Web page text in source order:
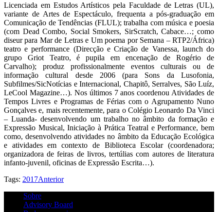
Licenciada em Estudos Artísticos pela Faculdade de Letras (UL),
variante de Artes de Espectáculo, frequenta a pós-graduação em
Comunicação de Tendências (FLUL); trabalha com música e poesia
(com Dead Combo, Social Smokers, SirScratch, Cabace…; como
diseur para Mar de Letras e Um poema por Semana – RTP2/África)
teatro e performance (Direcção e Criação de Vanessa, launch do
grupo Griot Teatro, é pupila em encenação de Rogério de
Carvalho); produz profissionalmente eventos culturais ou de
informação cultural desde 2006 (para Sons da Lusofonia,
Subfilmes/SicNotícias e Internacional, Chapitô, Serralves, São Luíz,
LeCool Magazine…). Nos últimos 7 anos coordenou Atividades de
Tempos Livres e Programas de Férias com o Agrupamento Nuno
Gonçalves e, mais recentemente, para o Colégio Leonardo Da Vinci
– Luanda- desenvolvendo um trabalho no âmbito da formação e
Expressão Musical, Iniciação à Prática Teatral e Performance, bem
como, desenvolvendo atividades no âmbito da Educação Ecológica
e atividades em contexto de Biblioteca Escolar (coordenadora;
organizadora de feiras de livros, tertúlias com autores de literatura
infanto-juvenil, oficinas de Expressão Escrita…).
Tags: 2017Anterior
Sobre
Advisory Board